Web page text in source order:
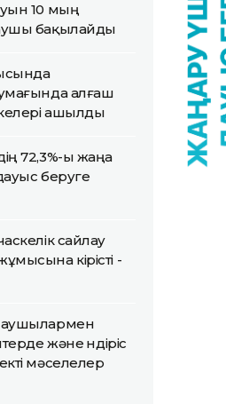
10 мың
бақылайды
алғаш
ашылды
72,3%-ы жаңа
беруге
сайлау
кірісті -
және өндіріс
мәселелер